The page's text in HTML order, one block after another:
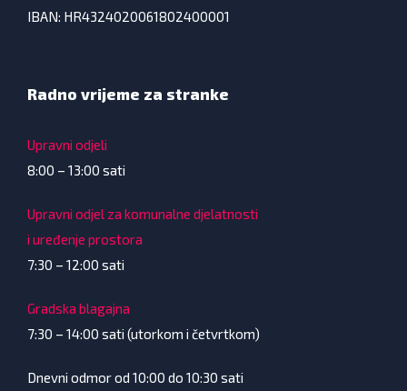
IBAN: HR4324020061802400001
Radno vrijeme za stranke
Upravni odjeli
8:00 – 13:00 sati
Upravni odjel za komunalne djelatnosti
i uređenje prostora
7:30 – 12:00 sati
Gradska blagajna
7:30 – 14:00 sati (utorkom i četvrtkom)
Dnevni odmor od 10:00 do 10:30 sati